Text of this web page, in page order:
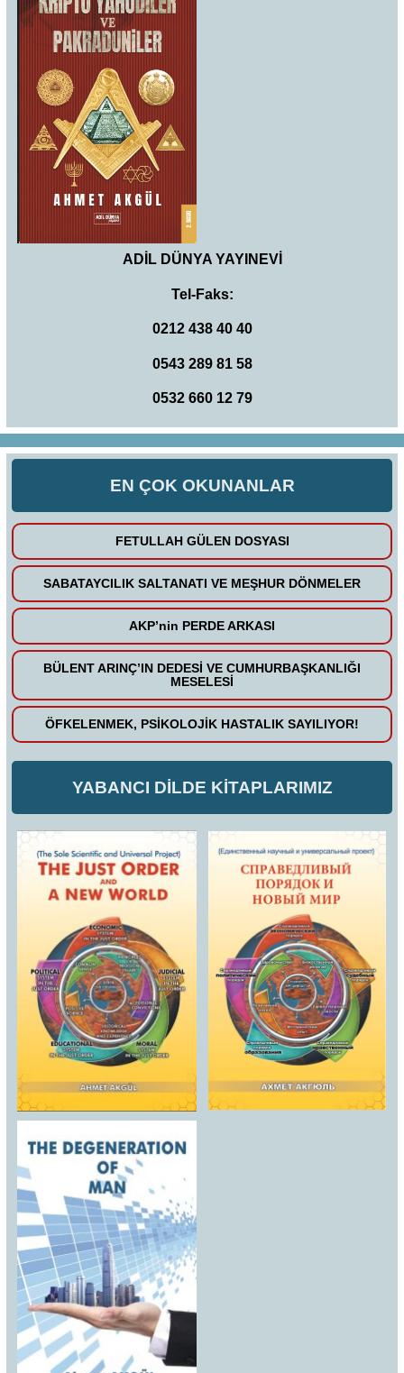
ADİL DÜNYA YAYINEVİ
Tel-Faks:
0212 438 40 40
0543 289 81 58
0532 660 12 79
EN ÇOK OKUNANLAR
FETULLAH GÜLEN DOSYASI
SABATAYCILIK SALTANATI VE MEŞHUR DÖNMELER
AKP’nin PERDE ARKASI
BÜLENT ARINÇ’IN DEDESİ VE CUMHURBAŞKANLIĞI
MESELESİ
ÖFKELENMEK, PSİKOLOJİK HASTALIK SAYILIYOR!
YABANCI DİLDE KİTAPLARIMIZ